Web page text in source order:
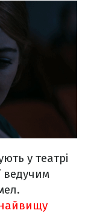
у театрі
ведучим